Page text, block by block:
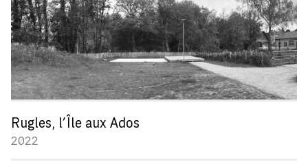
Rugles, l’Île aux Ados
2022